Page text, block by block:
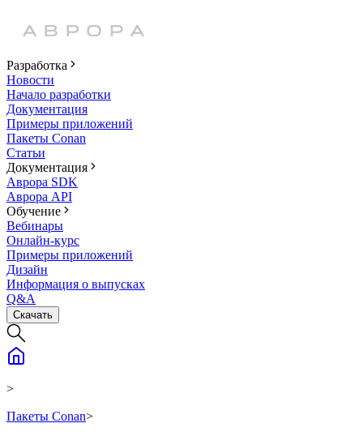
Разработка
Новости
Начало разработки
Документация
Примеры приложений
Пакеты Conan
Статьи
Документация
Аврора SDK
Аврора API
Обучение
Вебинары
Онлайн-курс
Примеры приложений
Дизайн
Информация о выпусках
Q&A
Скачать
>
Пакеты Conan>